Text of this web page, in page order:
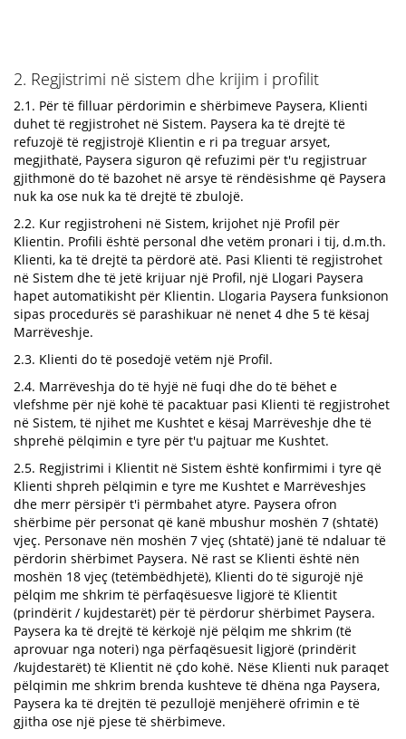
2. Regjistrimi në sistem dhe krijim i profilit
2.1. Për të filluar përdorimin e shërbimeve Paysera, Klienti
duhet të regjistrohet në Sistem. Paysera ka të drejtë të
refuzojë të regjistrojë Klientin e ri pa treguar arsyet,
megjithatë, Paysera siguron që refuzimi për t'u regjistruar
gjithmonë do të bazohet në arsye të rëndësishme që Paysera
nuk ka ose nuk ka të drejtë të zbulojë.
2.2. Kur regjistroheni në Sistem, krijohet një Profil për
Klientin. Profili është personal dhe vetëm pronari i tij, d.m.th.
Klienti, ka të drejtë ta përdorë atë. Pasi Klienti të regjistrohet
në Sistem dhe të jetë krijuar një Profil, një Llogari Paysera
hapet automatikisht për Klientin. Llogaria Paysera funksionon
sipas procedurës së parashikuar në nenet 4 dhe 5 të kësaj
Marrëveshje.
2.3. Klienti do të posedojë vetëm një Profil.
2.4. Marrëveshja do të hyjë në fuqi dhe do të bëhet e
vlefshme për një kohë të pacaktuar pasi Klienti të regjistrohet
në Sistem, të njihet me Kushtet e kësaj Marrëveshje dhe të
shprehë pëlqimin e tyre për t'u pajtuar me Kushtet.
2.5. Regjistrimi i Klientit në Sistem është konfirmimi i tyre që
Klienti shpreh pëlqimin e tyre me Kushtet e Marrëveshjes
dhe merr përsipër t'i përmbahet atyre. Paysera ofron
shërbime për personat që kanë mbushur moshën 7 (shtatë)
vjeç. Personave nën moshën 7 vjeç (shtatë) janë të ndaluar të
përdorin shërbimet Paysera. Në rast se Klienti është nën
moshën 18 vjeç (tetëmbëdhjetë), Klienti do të sigurojë një
pëlqim me shkrim të përfaqësuesve ligjorë të Klientit
(prindërit / kujdestarët) për të përdorur shërbimet Paysera.
Paysera ka të drejtë të kërkojë një pëlqim me shkrim (të
aprovuar nga noteri) nga përfaqësuesit ligjorë (prindërit
/kujdestarët) të Klientit në çdo kohë. Nëse Klienti nuk paraqet
pëlqimin me shkrim brenda kushteve të dhëna nga Paysera,
Paysera ka të drejtën të pezullojë menjëherë ofrimin e të
gjitha ose një pjese të shërbimeve.